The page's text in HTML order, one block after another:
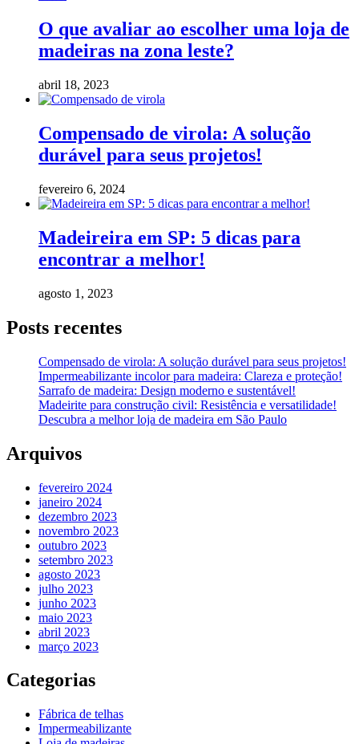
O que avaliar ao escolher uma loja de
madeiras na zona leste?
abril 18, 2023
Compensado de virola: A solução
durável para seus projetos!
fevereiro 6, 2024
Madeireira em SP: 5 dicas para
encontrar a melhor!
agosto 1, 2023
Posts recentes
Compensado de virola: A solução durável para seus projetos!
Impermeabilizante incolor para madeira: Clareza e proteção!
Sarrafo de madeira: Design moderno e sustentável!
Madeirite para construção civil: Resistência e versatilidade!
Descubra a melhor loja de madeira em São Paulo
Arquivos
fevereiro 2024
janeiro 2024
dezembro 2023
novembro 2023
outubro 2023
setembro 2023
agosto 2023
julho 2023
junho 2023
maio 2023
abril 2023
março 2023
Categorias
Fábrica de telhas
Impermeabilizante